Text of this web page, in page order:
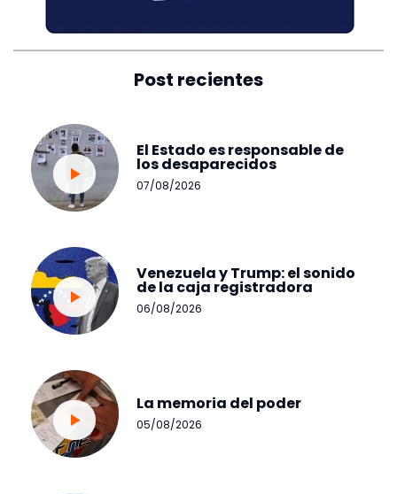
Post recientes
El Estado es responsable de
los desaparecidos
07/08/2026
Venezuela y Trump: el sonido
de la caja registradora
06/08/2026
La memoria del poder
05/08/2026